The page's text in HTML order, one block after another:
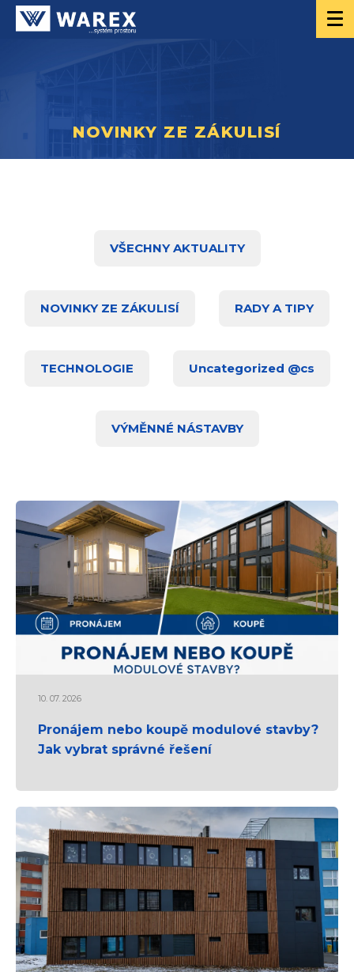
NOVINKY ZE ZÁKULISÍ
VŠECHNY AKTUALITY
NOVINKY ZE ZÁKULISÍ RADY A TIPY
TECHNOLOGIE Uncategorized @cs
VÝMĚNNÉ NÁSTAVBY
10. 07. 2026
Pronájem nebo koupě modulové stavby?
Jak vybrat správné řešení